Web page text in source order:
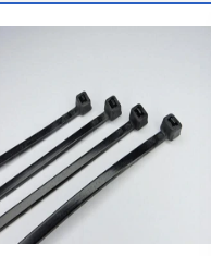
personalizadas
Cabo
a aquisição
na escolha do